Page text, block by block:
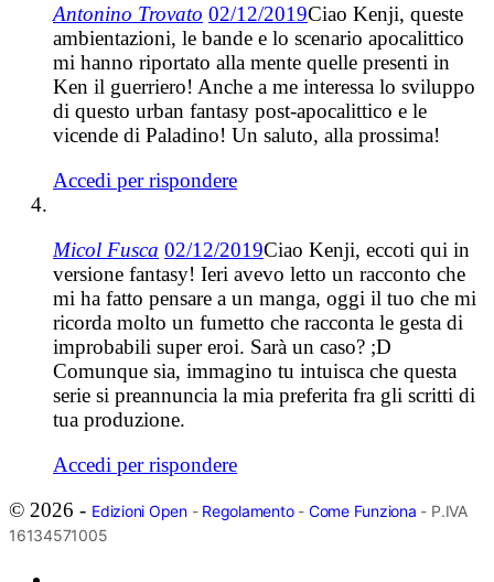
Antonino Trovato 02/12/2019Ciao Kenji, queste
ambientazioni, le bande e lo scenario apocalittico
mi hanno riportato alla mente quelle presenti in
Ken il guerriero! Anche a me interessa lo sviluppo
di questo urban fantasy post-apocalittico e le
vicende di Paladino! Un saluto, alla prossima!
Accedi per rispondere
Micol Fusca 02/12/2019Ciao Kenji, eccoti qui in
versione fantasy! Ieri avevo letto un racconto che
mi ha fatto pensare a un manga, oggi il tuo che mi
ricorda molto un fumetto che racconta le gesta di
improbabili super eroi. Sarà un caso? ;D
Comunque sia, immagino tu intuisca che questa
serie si preannuncia la mia preferita fra gli scritti di
tua produzione.
Accedi per rispondere
© 2026 - Edizioni Open- Regolamento- Come Funziona - P.IVA
16134571005